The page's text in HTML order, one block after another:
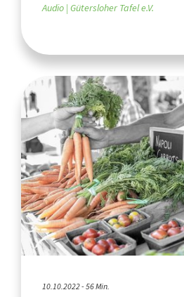
Audio Gütersloher Tafel e.V.
10.10.2022 - 56 Min.